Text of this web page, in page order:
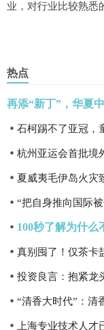
业，对行业比较熟悉
热点
再添“新丁”，华夏
杭州亚运会首批境
夏威夷毛伊岛火灾
“把自身推向国际
100秒了解为什么
真别囤了！仅茶卡
投资良言：抱紧龙